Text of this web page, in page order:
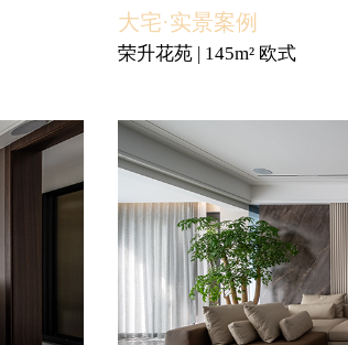
大宅·实景案例
荣升花苑 | 145m² 欧式